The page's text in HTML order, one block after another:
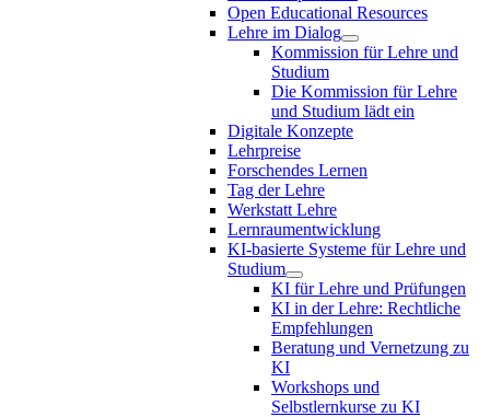
Open Educational Resources
Lehre im Dialog
Kommission für Lehre und
Studium
Die Kommission für Lehre
und Studium lädt ein
Digitale Konzepte
Lehrpreise
Forschendes Lernen
Tag der Lehre
Werkstatt Lehre
Lernraumentwicklung
KI-basierte Systeme für Lehre und
Studium
KI für Lehre und Prüfungen
KI in der Lehre: Rechtliche
Empfehlungen
Beratung und Vernetzung zu
KI
Workshops und
Selbstlernkurse zu KI